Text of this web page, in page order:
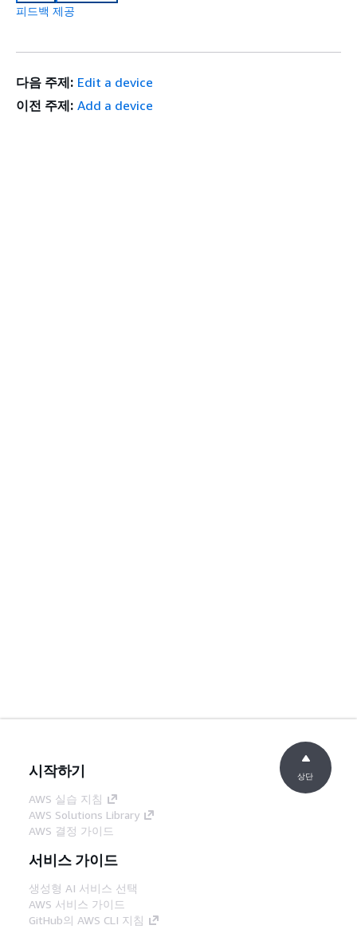
피드백 제공
다음 주제: Edit a device
이전 주제: Add a device
시작하기
AWS 실습 지침
AWS Solutions Library
AWS 결정 가이드
서비스 가이드
생성형 AI 서비스 선택
AWS 서비스 가이드
GitHub의 AWS CLI 지침
상단